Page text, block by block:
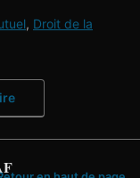
, Droit de la